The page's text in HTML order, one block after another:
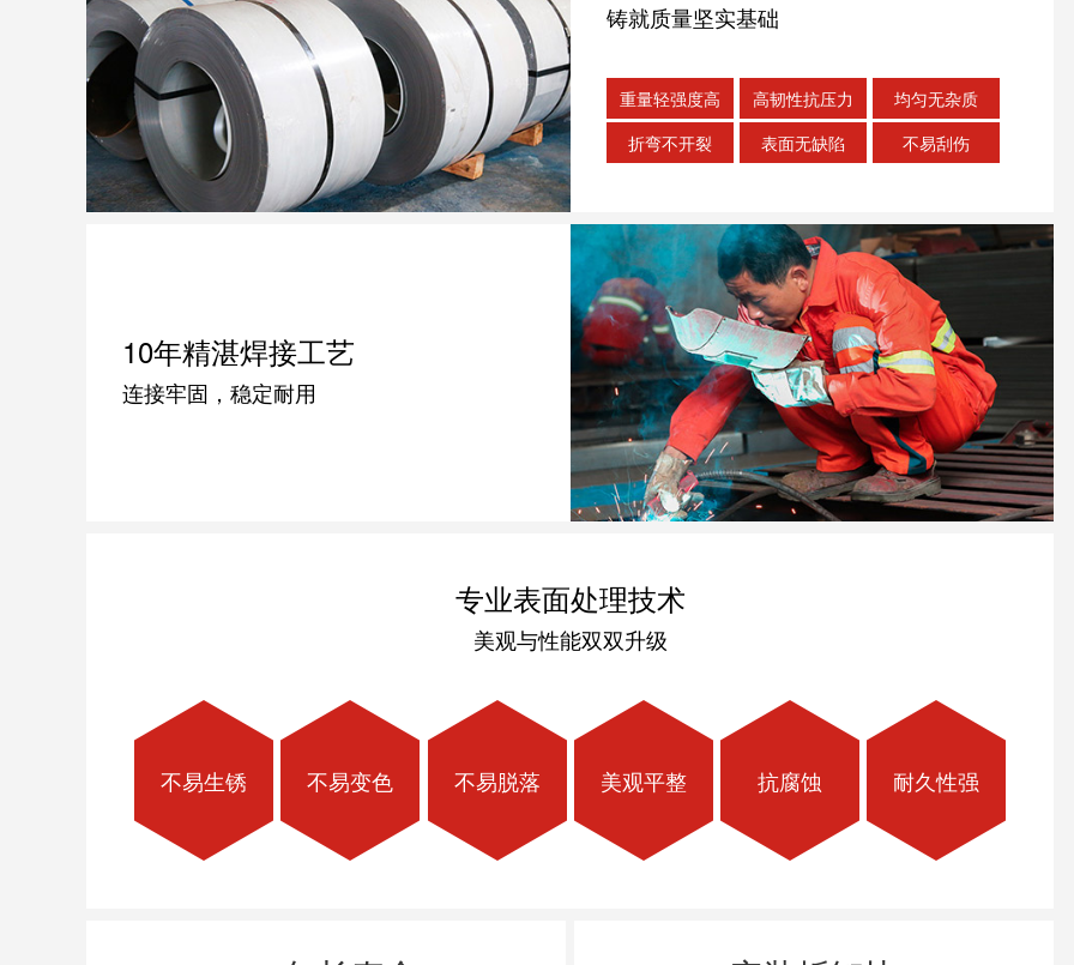
铸就质量坚实基础
重量轻强度高 高韧性抗压力
均匀无杂质
折弯不开裂
表面无缺陷 不易刮伤
10年精湛焊接工艺
连接牢固，稳定耐用
专业表面处理技术
美观与性能双双升级
不易生锈 不易变色 不易脱落 美观平整 抗腐蚀 耐久性强